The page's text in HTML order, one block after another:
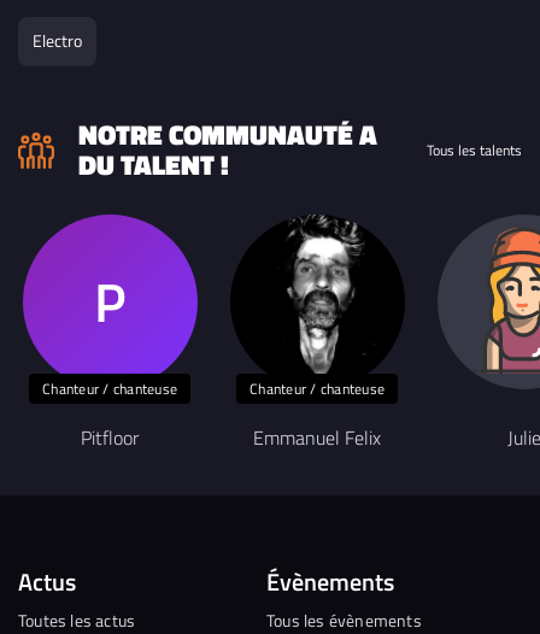
Electro
NOTRE COMMUNAUTÉ A
DU TALENT ! Tous les talents
Chanteur / chanteuse
Pitfloor
Chanteur / chanteuse
Emmanuel Felix Julie
Actus
Toutes les actus
Évènements
Tous les évènements